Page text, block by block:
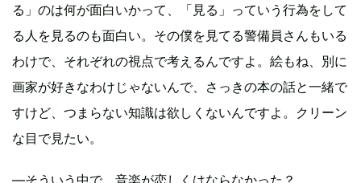
る」のは何が面白いかって、「見る」っていう行為をして
る人を見るのも面白い。その僕を見てる警備員さんもいる
わけで、それぞれの視点で考えるんですよ。絵もね、別に
画家が好きなわけじゃないんで、さっきの本の話と一緒で
すけど、つまらない知識は欲しくないんですよ。クリーン
な目で見たい。
―そういう中で、音楽が恋しくはならなかった？